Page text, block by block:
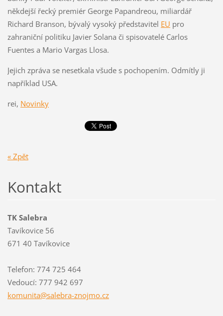
někdejší řecký premiér George Papandreou, miliardář
Richard Branson, bývalý vysoký představitel EU pro
zahraniční politiku Javier Solana či spisovatelé Carlos
Fuentes a Mario Vargas Llosa.
Jejich zpráva se nesetkala všude s pochopením. Odmítly ji
například USA.
rei, Novinky
« Zpět
Kontakt
TK Salebra
Tavíkovice 56
671 40 Tavíkovice
Telefon: 774 725 464
Vedoucí: 777 942 697
komunita@salebra-znojmo.cz